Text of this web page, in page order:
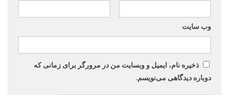
وب‌ سایت
ذخیره نام، ایمیل و وبسایت من در مرورگر برای زمانی که
دوباره دیدگاهی می‌نویسم.